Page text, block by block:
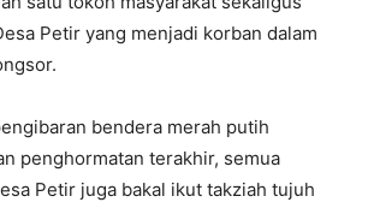
Petir yang menjadi korban dalam
bendera merah putih
penghormatan terakhir, semua
Petir juga bakal ikut takziah tujuh